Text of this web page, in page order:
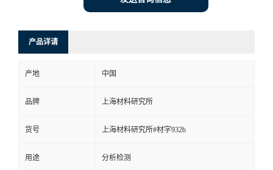
产品详请
产地 中国
品牌 上海材料研究所
货号 上海材料研究所#材字932b
用途 分析检测